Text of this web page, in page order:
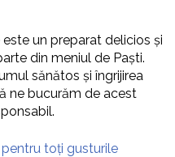
un preparat delicios și
din meniul de Paști.
sănătos și îngrijirea
ne bucurăm de acest
toți gusturile